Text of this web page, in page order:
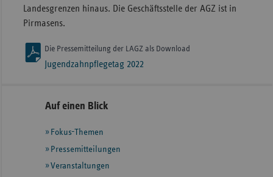
Landesgrenzen hinaus. Die Geschäftsstelle der AGZ ist in
Pirmasens.
Die Pressemitteilung der LAGZ als Download
Jugendzahnpflegetag 2022
Seitennavigation
Seitenleiste
weiteren
Informationen
Auf einen Blick
Fokus-Themen
Pressemitteilungen
Veranstaltungen